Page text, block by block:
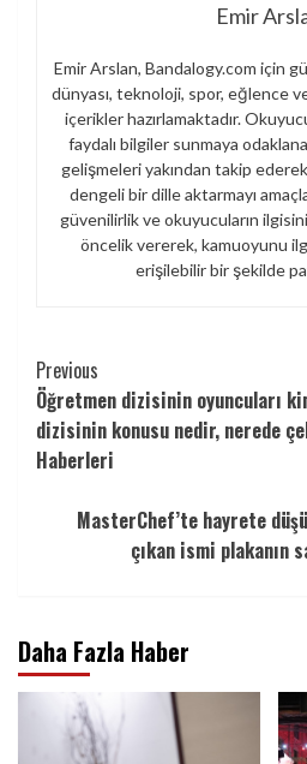
Emir
Emir Arslan, Bandalogy.com için
dünyası, teknoloji, spor, eğlence
içerikler hazırlamaktadır.
faydalı bilgiler sunmaya
gelişmeleri yakından takip
dengeli bir dille aktarmayı
güvenilirlik ve okuyucuların
öncelik vererek, kamuoyunu
erişilebilir bir şekilde
Continue
Reading
Previous
Öğretmen dizisinin oyuncuları
dizisinin konusu nedir, nerede
Haberleri
MasterChef’te hayrete
çıkan ismi plakanın
Daha Fazla Haber